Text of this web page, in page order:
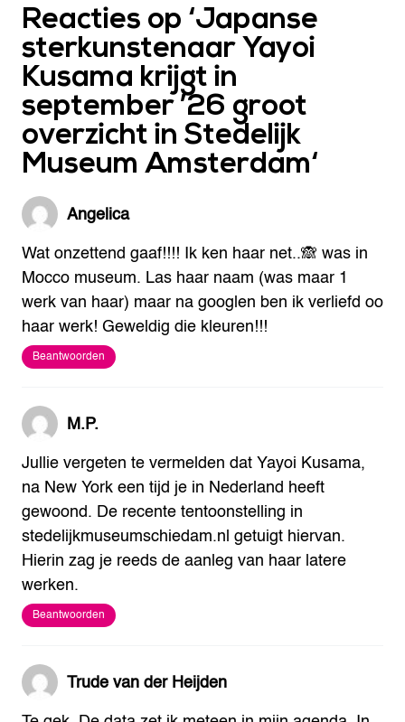
Reacties op ‘Japanse
sterkunstenaar Yayoi
Kusama krijgt in
september ’26 groot
overzicht in Stedelijk
Museum Amsterdam‘
Angelica
Wat onzettend gaaf!!!! Ik ken haar net..🙈 was in
Mocco museum. Las haar naam (was maar 1
werk van haar) maar na googlen ben ik verliefd oo
haar werk! Geweldig die kleuren!!!
Beantwoorden
M.P.
Jullie vergeten te vermelden dat Yayoi Kusama,
na New York een tijd je in Nederland heeft
gewoond. De recente tentoonstelling in
stedelijkmuseumschiedam.nl getuigt hiervan.
Hierin zag je reeds de aanleg van haar latere
werken.
Beantwoorden
Trude van der Heijden